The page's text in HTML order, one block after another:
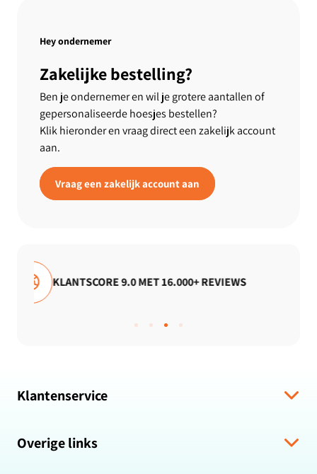
Hey ondernemer
Zakelijke bestelling?
Ben je ondernemer en wil je grotere aantallen of
gepersonaliseerde hoesjes bestellen?
Klik hieronder en vraag direct een zakelijk account
aan.
Vraag een zakelijk account aan
GRATIS VERZENDING
Klantenservice
Algemene voorwaarden
Overige links